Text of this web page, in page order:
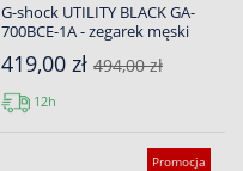
G-shock UTILITY BLACK GA-
700BCE-1A - zegarek męski
419,00 zł 494,00 zł
12h
Promocja